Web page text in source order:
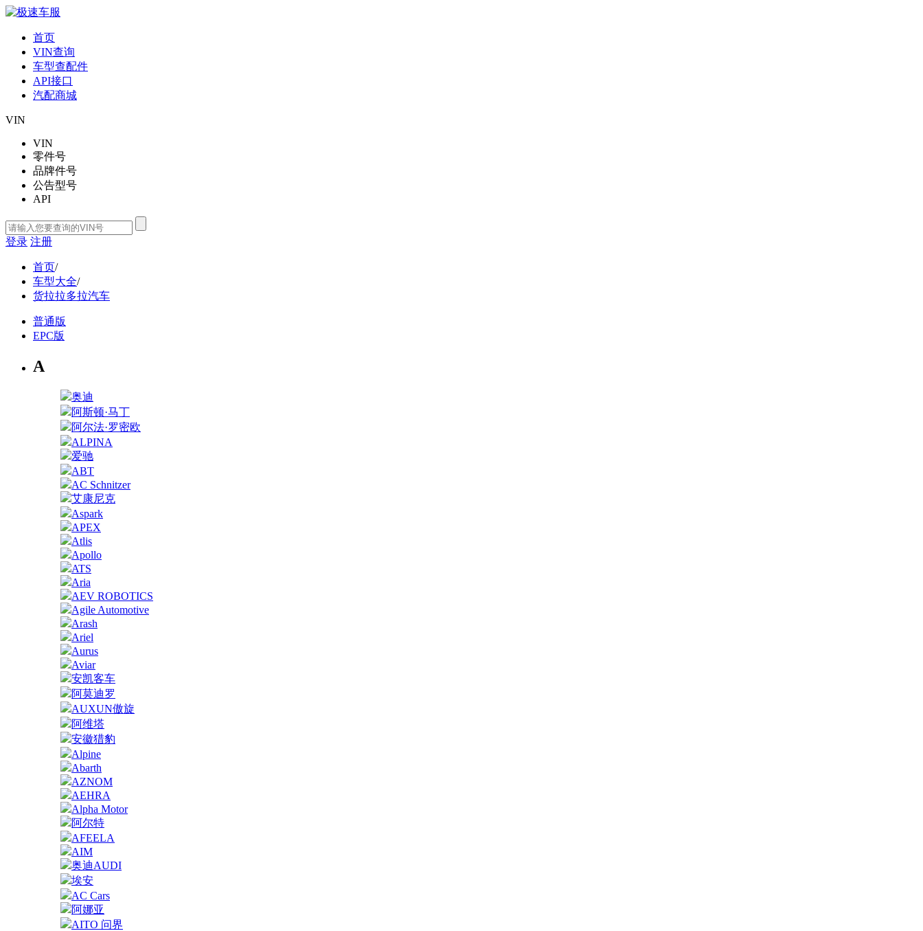
首页
VIN查询
车型查配件
API接口
汽配商城
VIN
VIN
零件号
品牌件号
公告型号
API
登录 注册
首页/
车型大全/
货拉拉多拉汽车
普通版
EPC版
A
奥迪
阿斯顿·马丁
阿尔法·罗密欧
ALPINA
爱驰
ABT
AC Schnitzer
艾康尼克
Aspark
APEX
Atlis
Apollo
ATS
Aria
AEV ROBOTICS
Agile Automotive
Arash
Ariel
Aurus
Aviar
安凯客车
阿莫迪罗
AUXUN傲旋
阿维塔
安徽猎豹
Alpine
Abarth
AZNOM
AEHRA
Alpha Motor
阿尔特
AFEELA
AIM
奥迪AUDI
埃安
AC Cars
阿娜亚
AITO 问界